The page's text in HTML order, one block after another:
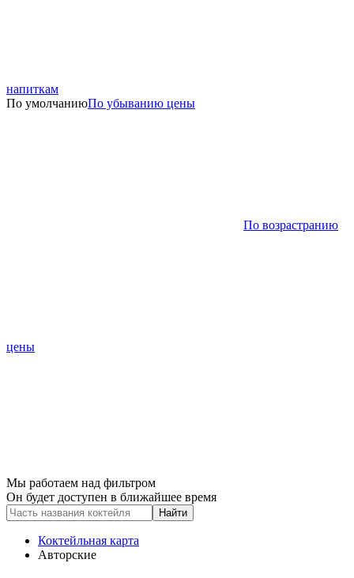
напиткам
По умолчаниюПо убыванию цены
По возрастранию
цены
Мы работаем над фильтром
Он будет доступен в ближайшее время
Найти
Коктейльная карта
Авторские